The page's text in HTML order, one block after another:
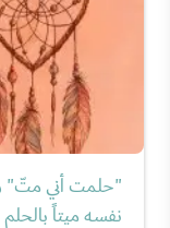
"حلمت أني متّ"
نفسه ميتاً بالحلم